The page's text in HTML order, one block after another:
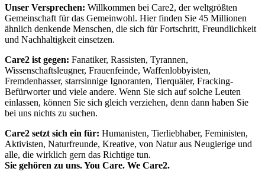
Unser Versprechen: Willkommen bei Care2, der weltgrößten
Gemeinschaft für das Gemeinwohl. Hier finden Sie 45 Millionen
ähnlich denkende Menschen, die sich für Fortschritt, Freundlichkeit
und Nachhaltigkeit einsetzen.
Care2 ist gegen: Fanatiker, Rassisten, Tyrannen,
Wissenschaftsleugner, Frauenfeinde, Waffenlobbyisten,
Fremdenhasser, starrsinnige Ignoranten, Tierquäler, Fracking-
Befürworter und viele andere. Wenn Sie sich auf solche Leuten
einlassen, können Sie sich gleich verziehen, denn dann haben Sie
bei uns nichts zu suchen.
Care2 setzt sich ein für: Humanisten, Tierliebhaber, Feministen,
Aktivisten, Naturfreunde, Kreative, von Natur aus Neugierige und
alle, die wirklich gern das Richtige tun.
Sie gehören zu uns. You Care. We Care2.